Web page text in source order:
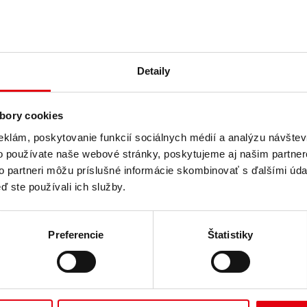
Detaily
cookies
poskytovanie funkcií sociálnych médií a analýzu
používate naše webové stránky, poskytujeme aj našim
partneri môžu príslušné informácie skombinovať s ďalšími
ste používali ich služby.
Preferencie Štatistiky
Slovensko sprevádzali
Westend Plazza v Bratislave pri príležitosti zmeny sídla
Rakúsku a na Ukrajine. Hlavnou témou, ktorá sprevádzala
Revit, v ktorom DELTA tiež pripravila návrhy a štúdie
reálnosťou a podobnosťou so skutočnou realitou u pozvaných